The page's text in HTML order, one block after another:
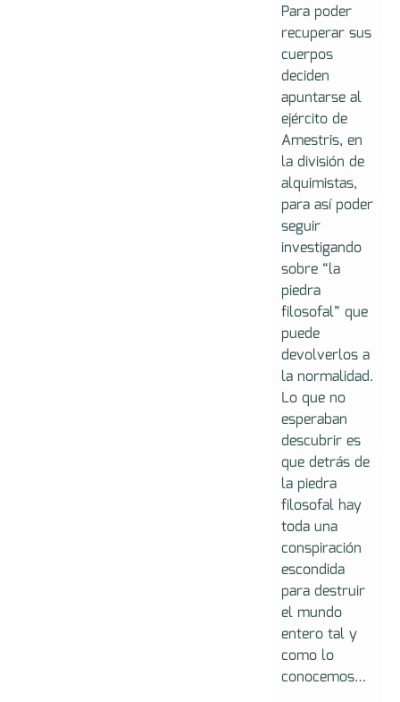
Para poder
recuperar sus
cuerpos
deciden
apuntarse al
ejército de
Amestris, en
la división de
alquimistas,
para así poder
seguir
investigando
sobre “la
piedra
filosofal” que
puede
devolverlos a
la normalidad.
Lo que no
esperaban
descubrir es
que detrás de
la piedra
filosofal hay
toda una
conspiración
escondida
para destruir
el mundo
entero tal y
como lo
conocemos…